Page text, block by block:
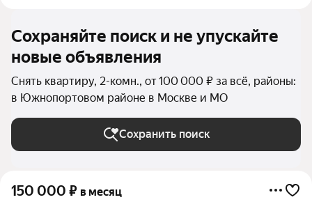
Сохраняйте поиск и не упускайте
новые объявления
Снять квартиру, 2-комн., от 100 000 ₽ за всё, районы:
в Южнопортовом районе в Москве и МО
Сохранить поиск
150 000 ₽ в месяц